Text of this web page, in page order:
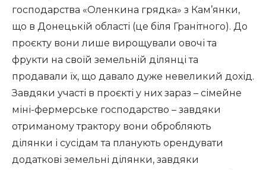
господарства «Оленкина грядка» з Кам’янки,
що в Донецькій області (це біля Гранітного). До
проєкту вони лише вирощували овочі та
фрукти на своїй земельній ділянці та
продавали їх, що давало дуже невеликий дохід.
Завдяки участі в проєкті у них зараз – сімейне
міні-фермерське господарство – завдяки
отриманому трактору вони обробляють
ділянки і сусідам та планують орендувати
додаткові земельні ділянки, завдяки